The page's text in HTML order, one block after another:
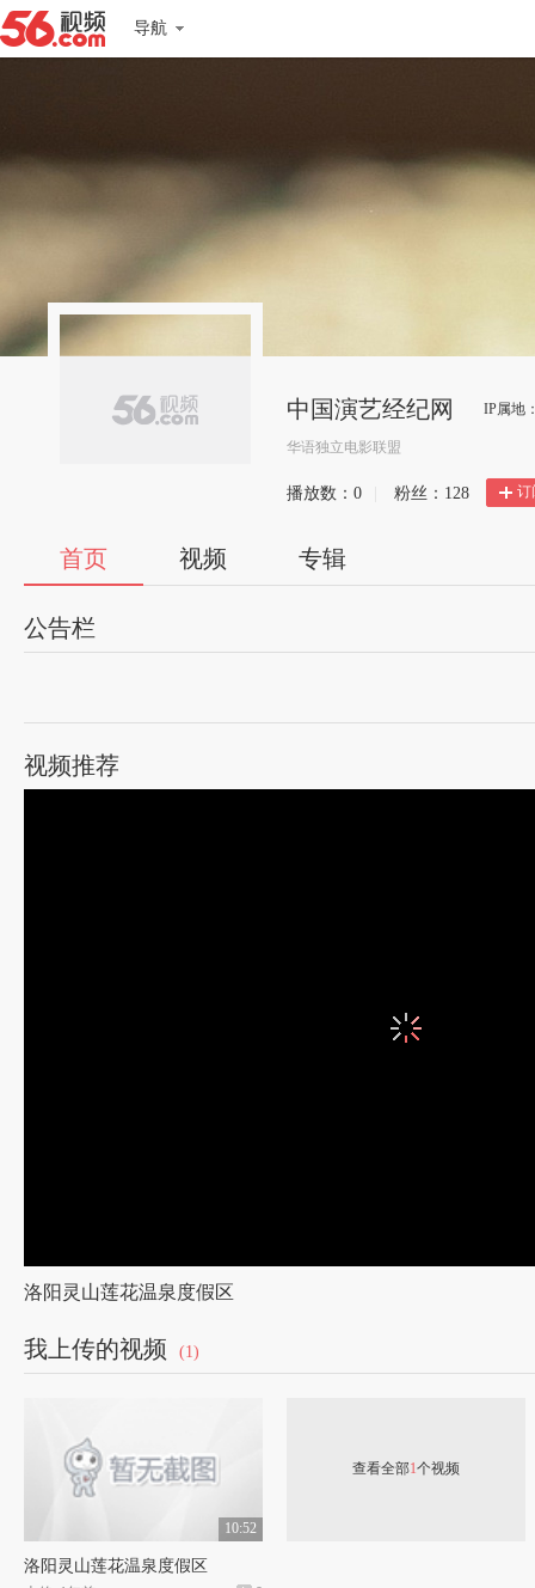
导航
中国演艺经纪网 IP属地
华语独立电影联盟
播放数： 0 粉丝： 128 订
首页 视频 专辑
公告栏
视频推荐
洛阳灵山莲花温泉度假区
我上传的视频 (1)
10:52
洛阳灵山莲花温泉度假区
查看全部1个视频